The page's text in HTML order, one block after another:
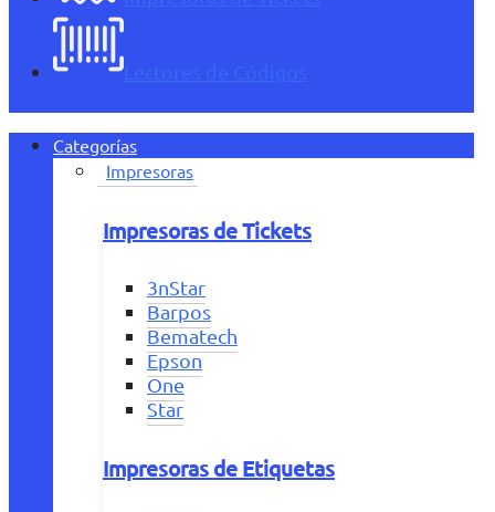
Lectores de Códigos
Categorías
Impresoras
Impresoras de Tickets
3nStar
Barpos
Bematech
Epson
One
Star
Impresoras de Etiquetas